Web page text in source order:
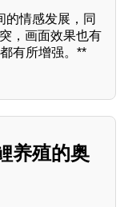
的情感发展，同
，画面效果也有
有所增强。**
养殖的奥